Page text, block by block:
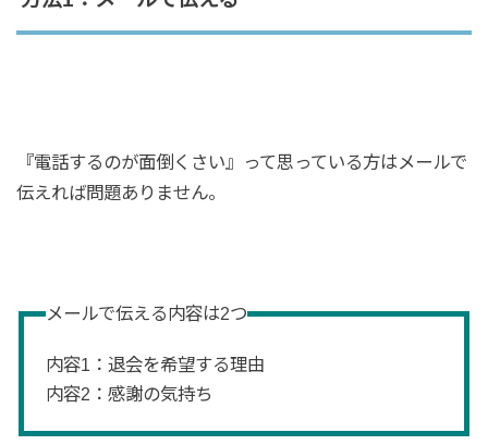
『電話するのが面倒くさい』って思っている方はメールで
伝えれば問題ありません。
メールで伝える内容は2つ
内容1：退会を希望する理由
内容2：感謝の気持ち